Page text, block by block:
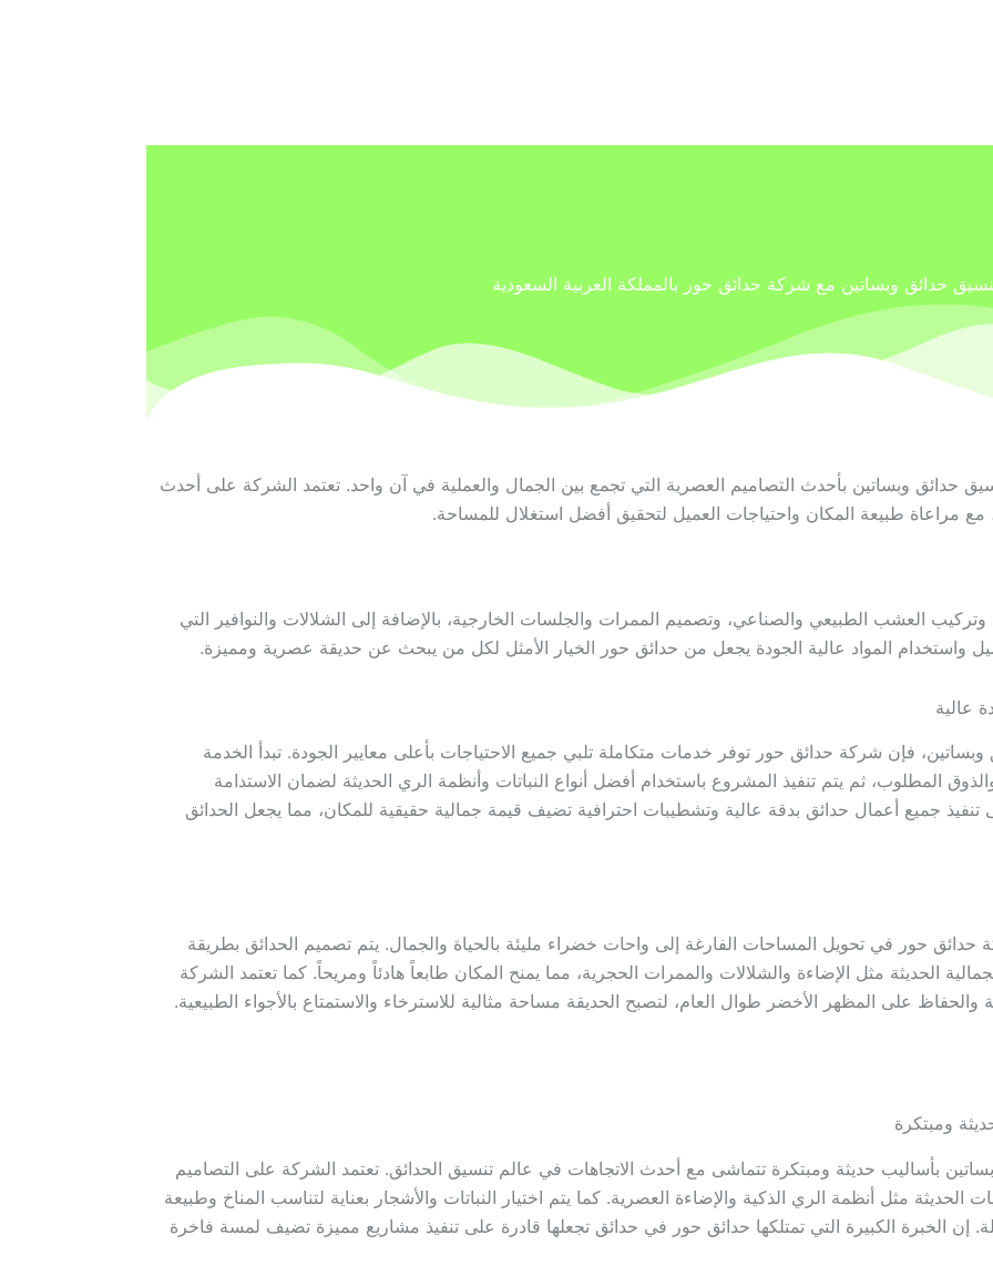
حدائق وبساتين مع شركة حدائق حور بالمملكة العربية السعودية
حدائق وبساتين بأحدث التصاميم العصرية التي تجمع بين الجمال والعملية في آن واحد. تعتمد الشركة على أحدث
مع مراعاة طبيعة المكان واحتياجات العميل لتحقيق أفضل استغلال للمساحة.
العشب الطبيعي والصناعي، وتصميم الممرات والجلسات الخارجية، بالإضافة إلى الشلالات والنوافير التي
واستخدام المواد عالية الجودة يجعل من حدائق حور الخيار الأمثل لكل من يبحث عن حديقة عصرية ومميزة.
عالية
فإن شركة حدائق حور توفر خدمات متكاملة تلبي جميع الاحتياجات بأعلى معايير الجودة. تبدأ الخدمة
المطلوب، ثم يتم تنفيذ المشروع باستخدام أفضل أنواع النباتات وأنظمة الري الحديثة لضمان الاستدامة
جميع أعمال حدائق بدقة عالية وتشطيبات احترافية تضيف قيمة جمالية حقيقية للمكان، مما يجعل الحدائق
حور في تحويل المساحات الفارغة إلى واحات خضراء مليئة بالحياة والجمال. يتم تصميم الحدائق بطريقة
الحديثة مثل الإضاءة والشلالات والممرات الحجرية، مما يمنح المكان طابعاً هادئاً ومريحاً. كما تعتمد الشركة
على المظهر الأخضر طوال العام، لتصبح الحديقة مساحة مثالية للاسترخاء والاستمتاع بالأجواء الطبيعية.
ومبتكرة
بأساليب حديثة ومبتكرة تتماشى مع أحدث الاتجاهات في عالم تنسيق الحدائق. تعتمد الشركة على التصاميم
الحديثة مثل أنظمة الري الذكية والإضاءة العصرية. كما يتم اختيار النباتات والأشجار بعناية لتناسب المناخ وطبيعة
إن الخبرة الكبيرة التي تمتلكها حدائق حور في حدائق تجعلها قادرة على تنفيذ مشاريع مميزة تضيف لمسة فاخرة